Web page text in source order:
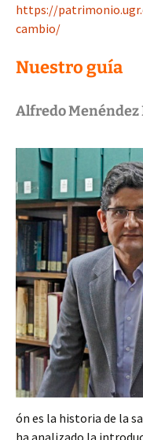
https://
cambio/
Nuestro guía
Alfredo Menéndez
ón es la historia de la